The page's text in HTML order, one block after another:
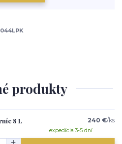
produkty
8 L 240 €/ks
expedícia 3-5 dní